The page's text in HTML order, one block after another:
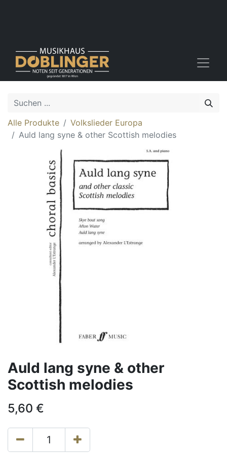
Alle Produkte
Volkslieder Europa
Auld lang syne & other Scottish melodies
Auld lang syne & other
Scottish melodies
5,60 €